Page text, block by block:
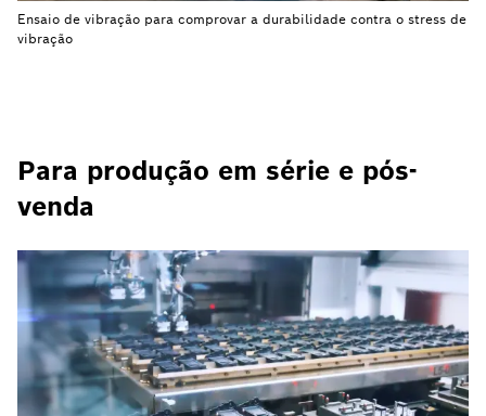
Ensaio de vibração para comprovar a durabilidade contra o stress de
vibração
Para produção em série e pós-
venda